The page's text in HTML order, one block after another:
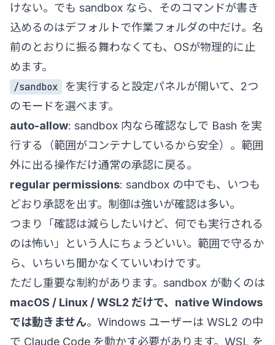
けない。でも sandbox なら、そのコマンドが書き
込めるのはデフォルトで作業フォルダの中だけ。名
前のとおりに振る舞わなくても、OSが物理的に止
めます。
/sandbox
を実行すると設定パネルが開いて、2つ
のモードを選べます。
auto-allow: sandbox 内なら確認なしで Bash を実
行する（範囲がコンテナしているから安全）。範囲
外に出る操作だけ通常の承認に戻る。
regular permissions: sandbox の中でも、いつも
どおり承認を出す。制御は強いが確認は多い。
つまり「確認は減らしたいけど、何でも実行される
のは怖い」という人にちょうどいい。範囲で守るか
ら、いちいち聞かなくていいわけです。
ただし重要な制約があります。sandbox が動くのは
macOS / Linux / WSL2 だけで、native Windows
では動きません。Windows ユーザーは WSL2 の中
で Claude Code を動かす必要があります。WSL を